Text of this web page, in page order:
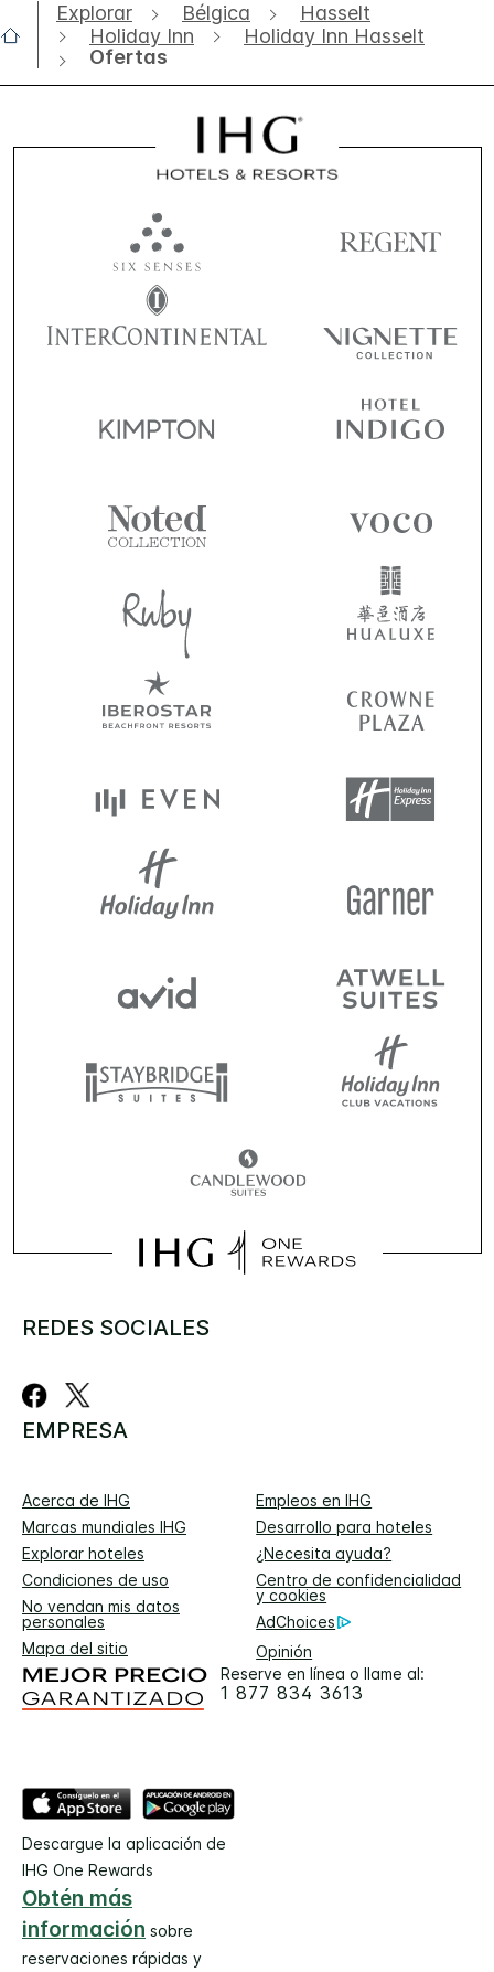
Explorar Bélgica
Hasselt
Holiday Inn
Holiday Inn Hasselt
Ofertas
REDES SOCIALES
EMPRESA
Acerca de IHG
Empleos en IHG
Marcas mundiales IHG
Desarrollo para hoteles
Explorar hoteles
¿Necesita ayuda?
Condiciones de uso
Centro de confidencialidad
y cookies
No vendan mis datos
personales
AdChoices
Mapa del sitio
Opinión
Reserve en línea o llame al:
1 877 834 3613
Descargue la aplicación de
IHG One Rewards
Obtén más
información sobre
reservaciones rápidas y